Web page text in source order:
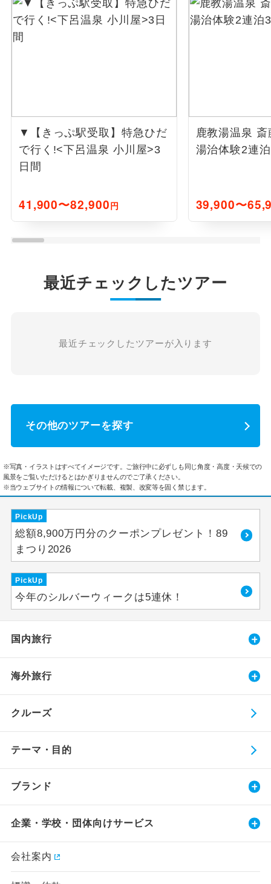
▼【きっぷ駅受取】特急ひだ
で行く!<下呂温泉 小川屋>3
日間
41,900〜82,900円
鹿教湯温泉
湯治体験2連
39,900〜
最近チェックしたツアー
最近チェックしたツアーが入ります
その他のツアーを探す
※写真・イラストはすべてイメージです。ご旅行中に必ずしも同じ角度・高度・天候での
風景をご覧いただけるとはかぎりませんのでご了承ください。
※当ウェブサイトの情報について転載、複製、改変等を固く禁じます。
PickUp
総額8,900万円分のクーポンプレゼント！89
まつり2026
PickUp
今年のシルバーウィークは5連休！
国内旅行
海外旅行
クルーズ
テーマ・目的
ブランド
企業・学校・団体向けサービス
会社案内